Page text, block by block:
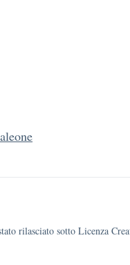
rilasciato sotto Licenza